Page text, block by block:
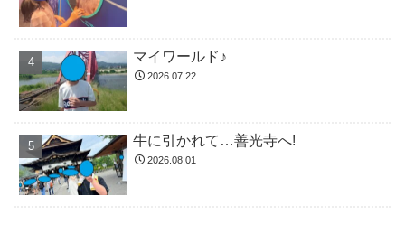
マイワールド♪
2026.07.22
牛に引かれて…善光寺へ!
2026.08.01